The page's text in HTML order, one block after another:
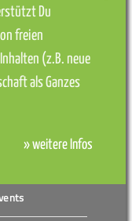
Du
freien
(z.B. neue
als Ganzes
» weitere Infos